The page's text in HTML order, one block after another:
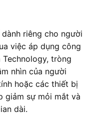
riêng cho người
việc áp dụng công
Technology, tròng
nhìn của người
hoặc các thiết bị
giảm sự mỏi mắt và
dài.